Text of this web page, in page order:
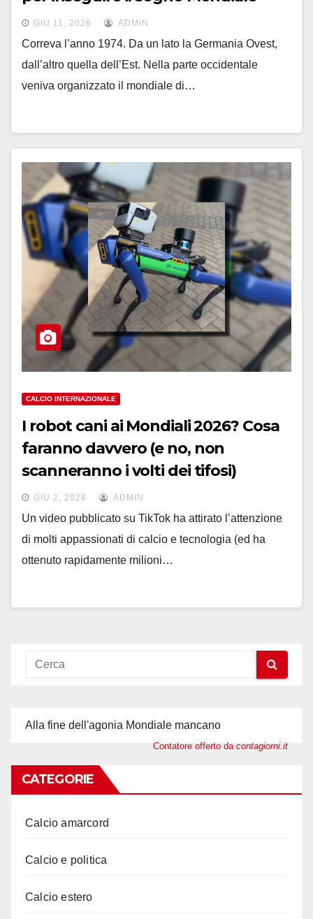
GIU 11, 2026 ADMIN
Correva l’anno 1974. Da un lato la Germania Ovest,
dall’altro quella dell’Est. Nella parte occidentale
veniva organizzato il mondiale di…
CALCIO INTERNAZIONALE
I robot cani ai Mondiali 2026? Cosa
faranno davvero (e no, non
scanneranno i volti dei tifosi)
GIU 2, 2026 ADMIN
Un video pubblicato su TikTok ha attirato l’attenzione
di molti appassionati di calcio e tecnologia (ed ha
ottenuto rapidamente milioni…
Alla fine dell'agonia Mondiale mancano
Contatore offerto da contagiorni.it
CATEGORIE
Calcio amarcord
Calcio e politica
Calcio estero